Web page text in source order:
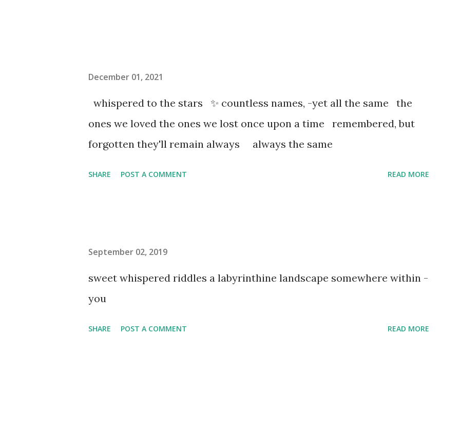
December 01, 2021
whispered to the stars ✨ countless names, -yet all the same the
ones we loved the ones we lost once upon a time remembered, but
forgotten they'll remain always always the same
SHARE POST A COMMENT READ MORE
September 02, 2019
sweet whispered riddles a labyrinthine landscape somewhere within -
you
SHARE POST A COMMENT READ MORE